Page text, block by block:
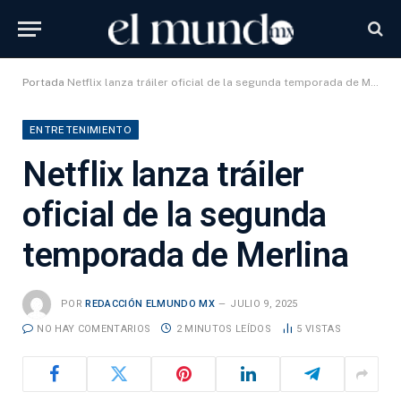
Portada Netflix lanza tráiler oficial de la segunda temporada de Merlina
ENTRETENIMIENTO
Netflix lanza tráiler
oficial de la segunda
temporada de Merlina
POR REDACCIÓN ELMUNDO MX JULIO 9, 2025
NO HAY COMENTARIOS 2 MINUTOS LEÍDOS 5 VISTAS